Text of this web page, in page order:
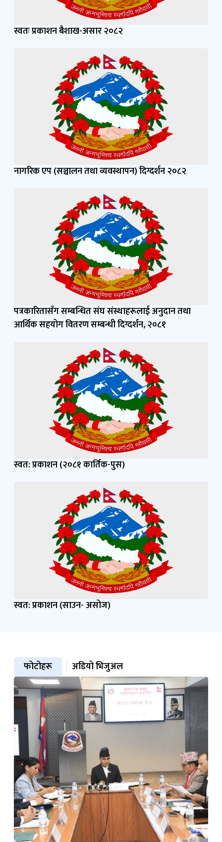
स्वतः प्रकाशन बैशाख-असार २०८२
नागरिक एप (सञ्चालन तथा व्यवस्थापन) दिग्दर्शन २०८२
पत्रकारितासँग सम्बन्धित संघ संस्थाहरूलाई अनुदान तथा
आर्थिक सहयोग वितरण सम्बन्धी दिग्दर्शन, २०८१
स्वत: प्रकाशन (२०८१ कार्तिक-पुस)
स्वत: प्रकाशन (साउन- असोज)
फोटोहरू अडियो भिजुअल